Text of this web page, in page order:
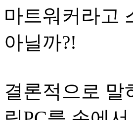
마트워커라고
아닐까?!
결론적으로 말